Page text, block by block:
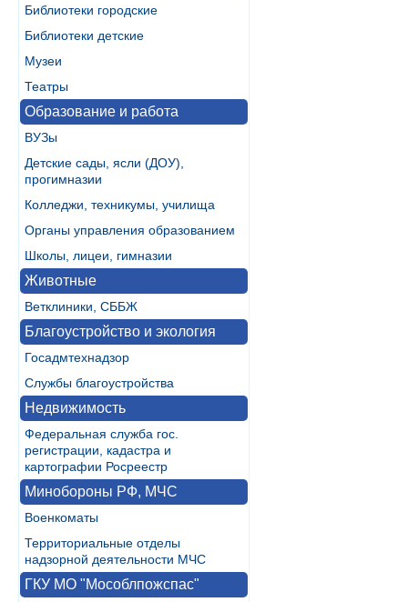
Библиотеки городские
Библиотеки детские
Музеи
Театры
Образование и работа
ВУЗы
Детские сады, ясли (ДОУ),
прогимназии
Колледжи, техникумы, училища
Органы управления образованием
Школы, лицеи, гимназии
Животные
Ветклиники, СББЖ
Благоустройство и экология
Госадмтехнадзор
Службы благоустройства
Недвижимость
Федеральная служба гос.
регистрации, кадастра и
картографии Росреестр
Минобороны РФ, МЧС
Военкоматы
Территориальные отделы
надзорной деятельности МЧС
ГКУ МО "Мособлпожспас"